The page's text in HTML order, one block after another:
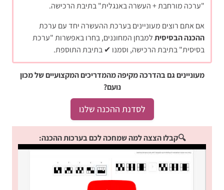
"ערכה מורחבת + העשרה באנגלית" בתיבת הרכישה.
אם אתם רוצים מעוניינים בערכת ההעשרה יחד עם ערכת
ההכנה הבסיסיתלמבחן המחוננים, בִחרו באפשרות "ערכת
בסיסית" בתיבת הרכישה, וסמנו ✔ בתיבת התוספת.
מעוניינים גם בהדרכה מקיפה מהמדריכים המקצועיים של מכון
נועם?
לסדנת ההכנה שלנו
🔍קבלו הצצה למה שמחכה לכם בערכות ההכנה: